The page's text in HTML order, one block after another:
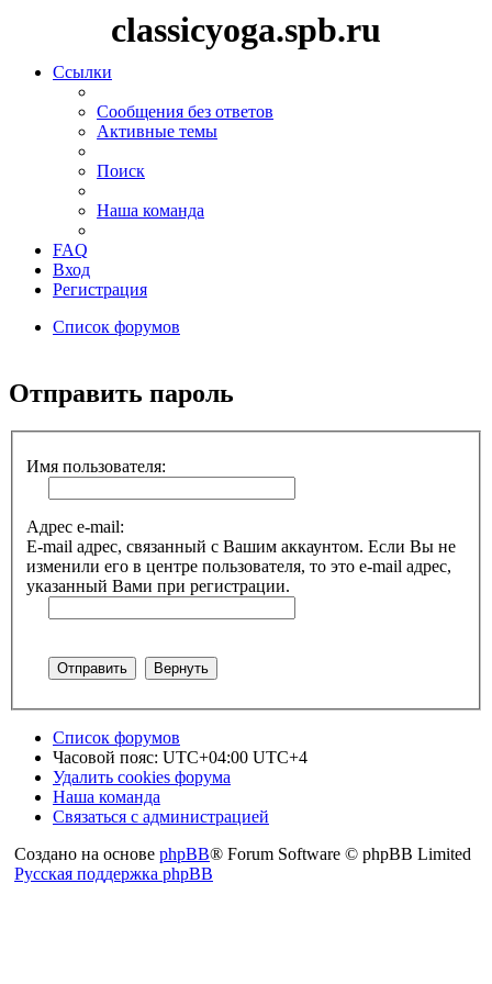
classicyoga.spb.ru
Ссылки
Сообщения без ответов
Активные темы
Поиск
Наша команда
FAQ
Вход
Регистрация
Список форумов
Отправить пароль
Имя пользователя:
Адрес e-mail:
E-mail адрес, связанный с Вашим аккаунтом. Если Вы не
изменили его в центре пользователя, то это e-mail адрес,
указанный Вами при регистрации.
Список форумов
Часовой пояс: UTC+04:00 UTC+4
Удалить cookies форума
Наша команда
Связаться с администрацией
Создано на основе phpBB® Forum Software © phpBB Limited
Русская поддержка phpBB